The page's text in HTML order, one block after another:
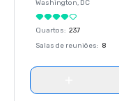
Washington, DC
Quartos: 237
Salas de reuniões: 8